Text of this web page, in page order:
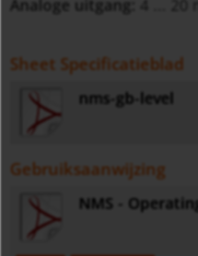
Analoge uitgang:
4 ... 20
Sheet Specificatieblad
nms-gb-level
Gebruiksaanwijzing
NMS -